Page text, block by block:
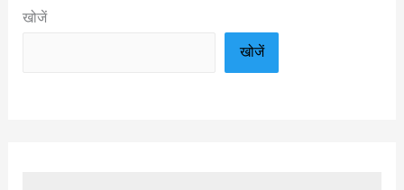
खोजें
खोजें